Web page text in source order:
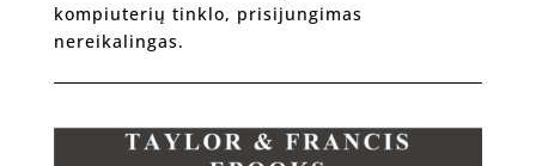
kompiuterių tinklo, prisijungimas
nereikalingas.